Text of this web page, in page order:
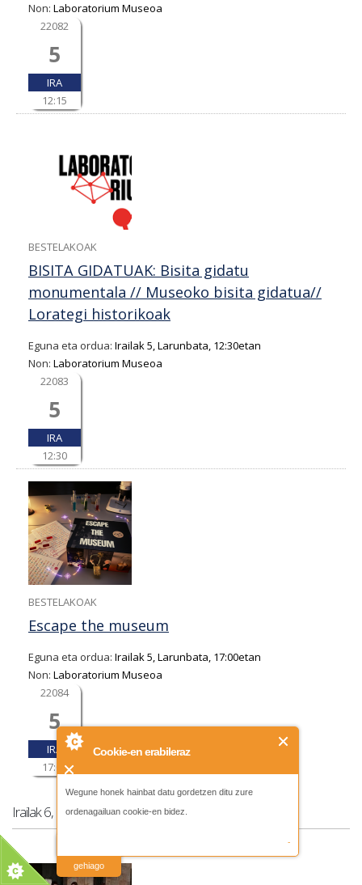
Cookie-en erabileraz
Wegune honek hainbat datu gordetzen ditu zure
ordenagailuan cookie-en bidez.
-
gehiago
Non: Laboratorium Museoa
22082
5
IRA
12:15
BESTELAKOAK
BISITA GIDATUAK: Bisita gidatu
monumentala // Museoko bisita gidatua//
Lorategi historikoak
Eguna eta ordua: Irailak 5, Larunbata, 12:30etan
Non: Laboratorium Museoa
22083
5
IRA
12:30
BESTELAKOAK
Escape the museum
Eguna eta ordua: Irailak 5, Larunbata, 17:00etan
Non: Laboratorium Museoa
22084
5
IRA
17:00
Irailak 6, Igandea